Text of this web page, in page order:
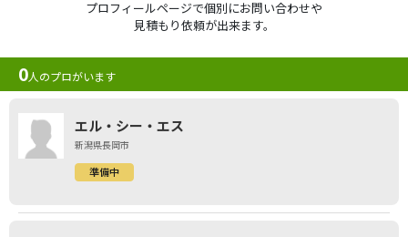
プロフィールページで個別にお問い合わせや
見積もり依頼が出来ます。
0人のプロがいます
エル・シー・エス
新潟県長岡市
準備中